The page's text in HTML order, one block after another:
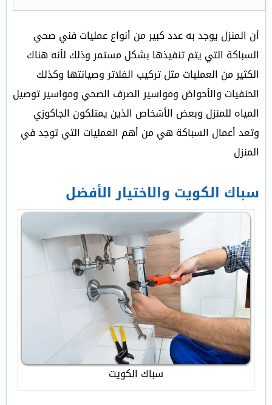
أن المنزل يوجد به عدد كبير من أنواع عمليات فني صحي
السباكة التي يتم تنفيذها بشكل مستمر وذلك لأنه هناك
الكثير من العمليات مثل تركيب الفلاتر وصيانتها وكذلك
الحنفيات والأحواض ومواسير الصرف الصحي ومواسير توصيل
المياه للمنزل وبعض الأشخاص الذين يمتلكون الجاكوزي
وتعد أعمال السباكة هي من أهم العمليات التي توجد في
المنزل
سباك الكويت والاختيار الأفضل
سباك الكويت